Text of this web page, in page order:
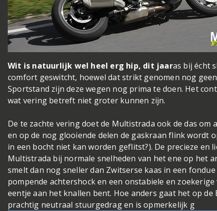
Wit is natuurlijk wel heel erg hip, dit jaaras bij écht
comfort geswitcht, hoewel dat strikt genomen nog
Sportstand zijn deze wegen nog prima te doen. Het
wat vering betreft niet groter kunnen zijn.
De te zachte vering doet de Multistrada ook de das om
en op de nog glooiende delen de gaskraan flink wordt
in een bocht niet kan worden geflitst?). De precieze en
Multistrada bij normale snelheden van het ene op het
smelt dan nog sneller dan Zwitserse kaas in een
pompende achtershock en een onstabiele en
eentje aan het knallen bent. Hoe anders gaat het op de
prachtig neutraal stuurgedrag en is opmerkelijk g